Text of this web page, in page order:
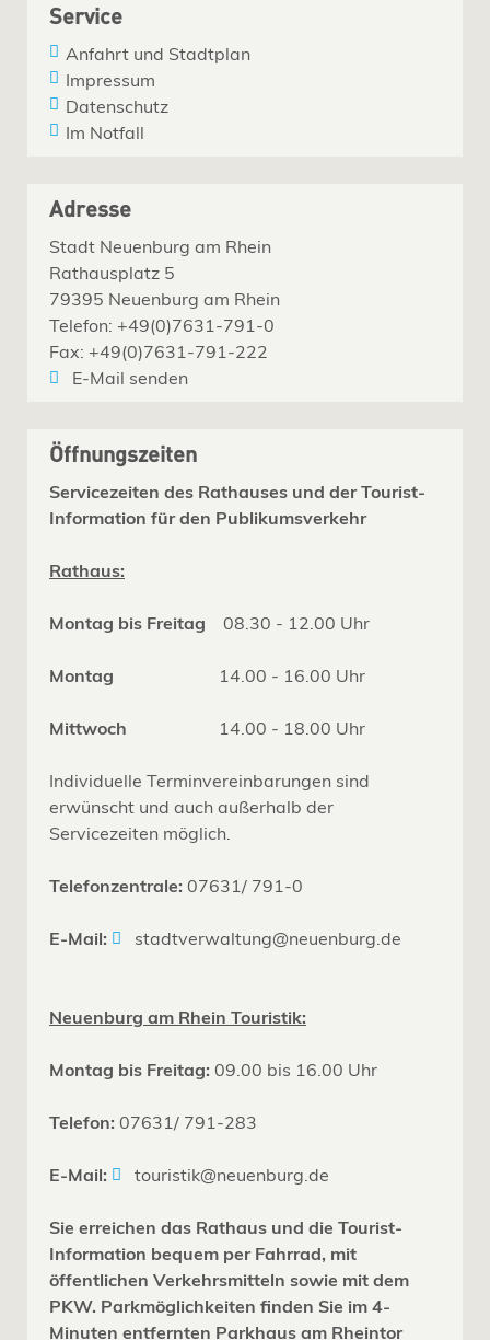
Service
Anfahrt und Stadtplan
Impressum
Datenschutz
Im Notfall
Adresse
Stadt Neuenburg am Rhein
Rathausplatz 5
79395 Neuenburg am Rhein
Telefon: +49(0)7631-791-0
Fax: +49(0)7631-791-222
E-Mail senden
Öffnungszeiten
Servicezeiten des Rathauses und der Tourist-
Information für den Publikumsverkehr
Rathaus:
Montag bis Freitag 08.30 - 12.00 Uhr
Montag 14.00 - 16.00 Uhr
Mittwoch 14.00 - 18.00 Uhr
Individuelle Terminvereinbarungen sind
erwünscht und auch außerhalb der
Servicezeiten möglich.
Telefonzentrale: 07631/ 791-0
E-Mail: stadtverwaltung@neuenburg.de
Neuenburg am Rhein Touristik:
Montag bis Freitag: 09.00 bis 16.00 Uhr
Telefon: 07631/ 791-283
E-Mail: touristik@neuenburg.de
Sie erreichen das Rathaus und die Tourist-
Information bequem per Fahrrad, mit
öffentlichen Verkehrsmitteln sowie mit dem
PKW. Parkmöglichkeiten finden Sie im 4-
Minuten entfernten Parkhaus am Rheintor